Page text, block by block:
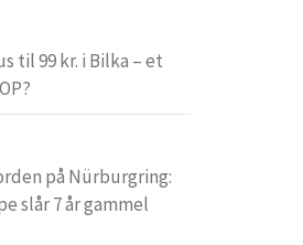
til 99 kr. i Bilka – et
på Nürburgring:
slår 7 år gammel